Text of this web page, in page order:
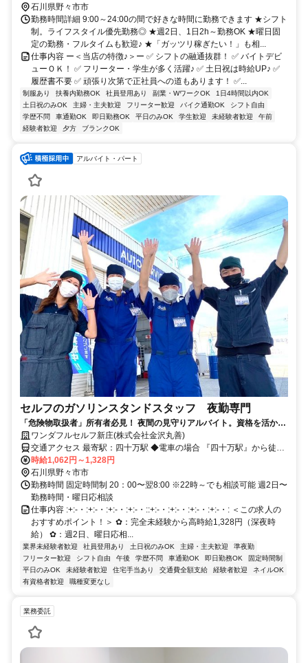
石川県野々市市
勤務時間詳細 9:00～24:00の間で好きな時間に勤務できます ★シフト
制。ライフスタイル優先勤務◎ ★週2日、1日2h～勤務OK ★曜日固
定の勤務・フルタイムも歓迎♪ ★「ガッツリ稼ぎたい！」も相...
仕事内容 ー＜当店の特徴♪＞ー ✅ シフトの融通抜群！ ✅ バイトデビ
ューＯＫ！ ✅ フリーター・学生が多く活躍♪ ✅ 土日祝は時給UP♪ ✅
履歴書不要 ✅ 頑張り次第で正社員への道もあります！ ✅...
制服あり 扶養内勤務OK 社員登用あり 副業・WワークOK
1日4時間以内OK
土日祝のみOK
主婦・主夫歓迎 フリーター歓迎 バイク通勤OK
シフト自由
学歴不問
車通勤OK 即日勤務OK 平日のみOK 学生歓迎 未経験者歓迎
午前
経験者歓迎
夕方 ブランクOK
アルバイト・パート
セルフのガソリンスタンドスタッフ 夜勤専門
「危険物取扱者」所有者必見！ 夜間の見守りアルバイト。資格を活かし
て、高収入が得られます
ワンダフルセルフ新庄(株式会社金沢丸善)
交通アクセス 最寄駅：四十万駅 ◆電車の場合 『四十万駅』から徒歩
20分 ◆車の場合 山側環状線「新庄交差点」から車で1分
時給1,062円～1,328円
石川県野々市市
勤務時間 固定時間制 20：00〜翌8:00 ※22時～でも相談可能 週2日〜
勤務時間・曜日応相談
仕事内容 :+:-・:+:-・:+:-・:+:-・::+:-・:+:-・:+:-・:+:-・: ＜この求人の
おすすめポイント！＞ ✿：完全未経験から高時給1,328円（深夜時
給） ✿：週2日、曜日応相...
業界未経験者歓迎 社員登用あり 土日祝のみOK 主婦・主夫歓迎
準夜勤
フリーター歓迎
シフト自由 午後 学歴不問 車通勤OK 即日勤務OK
固定時間制
平日のみOK
未経験者歓迎 住宅手当あり 交通費全額支給 経験者歓迎
ネイルOK
有資格者歓迎
職種変更なし
業務委託